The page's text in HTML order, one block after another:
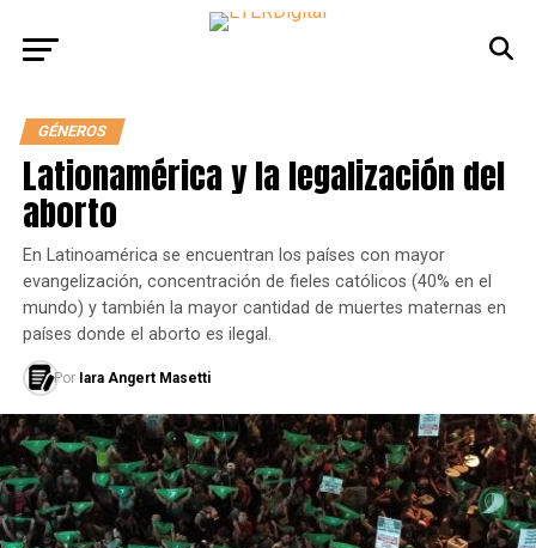
GÉNEROS
Lationamérica y la legalización del
aborto
En Latinoamérica se encuentran los países con mayor
evangelización, concentración de fieles católicos (40% en el
mundo) y también la mayor cantidad de muertes maternas en
países donde el aborto es ilegal.
Por Iara Angert Masetti